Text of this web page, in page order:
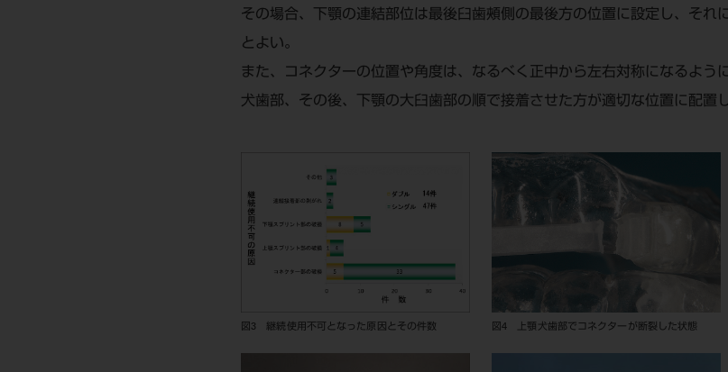
その場合、下顎の連結部位は最後臼歯頰側の最後方の位置に設定し、それ
とよい。
また、コネクターの位置や角度は、なるべく正中から左右対称になるよう
犬歯部、その後、下顎の大臼歯部の順で接着させた方が適切な位置に配置
図3 継続使用不可となった原因とその件数 図4 上顎犬歯部でコネクターが断裂した状態